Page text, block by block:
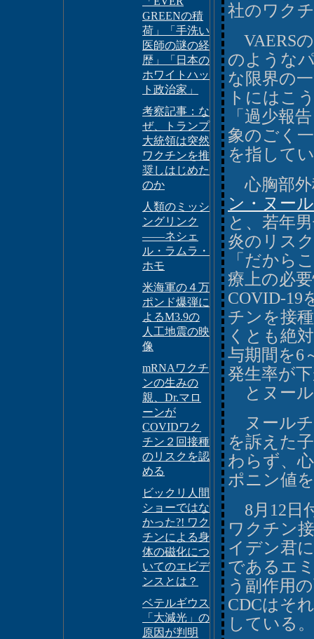
GREENの積
荷」「手洗い
医師の謎の経
歴」「日本の
ホワイトハッ
ト政治家」
考察記事：な
ぜ、トランプ
大統領は突然
ワクチンを推
奨しはじめた
のか
人類のミッシ
ングリンク
――ネシェ
ル・ラムラ・
ホモ
米海軍の４万
ポンド爆弾に
よるM3.9の
人工地震の映
像
mRNAワクチ
ンの生みの
親、Dr.マロ
ーンが
COVIDワク
チン２回接種
のリスクを認
める
ビックリ人間
ショーではな
かった?! ワク
チンによる身
体の磁化につ
いてのエビデ
ンスとは？
ベテルギウス
「大減光」の
原因が判明
社のワク
VAERS
のような
な限界の
トにはこ
「過少報
象のごく
を指して
心胸部外
ン・ヌー
と、若年
炎のリス
「だから
療上の必
COVID-19
チンを接
くとも絶
与期間を6
発生率が
とヌール
ヌールチ
を訴えた
わらず、
ポニン値
8月12日
ワクチン
イデン君
であるエ
う副作用
CDCはそ
している。